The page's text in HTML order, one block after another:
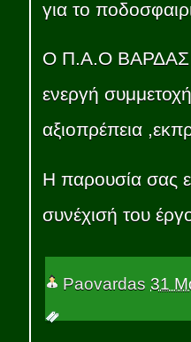
για το
Ο Π.Α.Ο ΒΑΡΔΑΣ
ενεργή
αξιοπρέπεια
Η παρουσία σας
συνέχισή του
Paovardas 31